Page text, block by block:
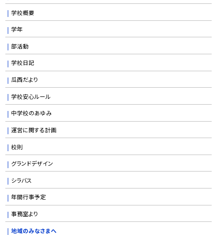
学校概要
学年
部活動
学校日記
瓜西だより
学校安心ルール
中学校のあゆみ
運営に関する計画
校則
グランドデザイン
シラバス
年間行事予定
事務室より
地域のみなさまへ